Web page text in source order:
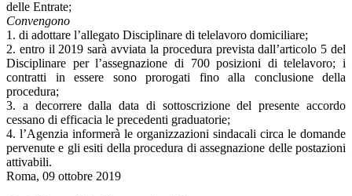
delle Entrate;
Convengono
1. di adottare l’allegato Disciplinare di telelavoro domiciliare;
2. entro il 2019 sarà avviata la procedura prevista dall’articolo 5 del
Disciplinare per l’assegnazione di 700 posizioni di telelavoro; i
contratti in essere sono prorogati fino alla conclusione della
procedura;
3. a decorrere dalla data di sottoscrizione del presente accordo
cessano di efficacia le precedenti graduatorie;
4. l’Agenzia informerà le organizzazioni sindacali circa le domande
pervenute e gli esiti della procedura di assegnazione delle postazioni
attivabili.
Roma, 09 ottobre 2019